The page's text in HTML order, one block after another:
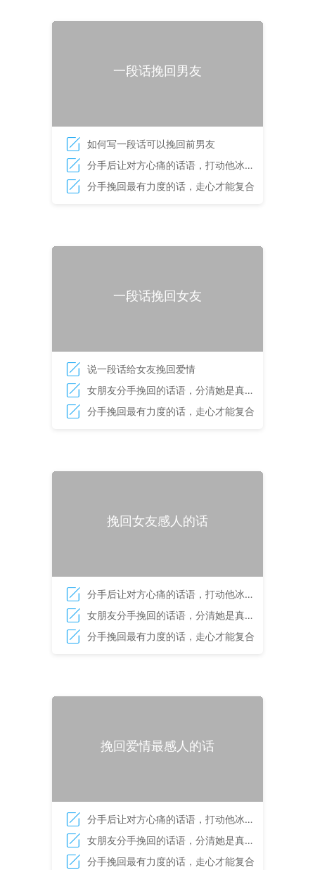
一段话挽回男友
如何写一段话可以挽回前男友
分手后让对方心痛的话语，打动他冰冷
分手挽回最有力度的话，走心才能复合
一段话挽回女友
说一段话给女友挽回爱情
女朋友分手挽回的话语，分清她是真分
分手挽回最有力度的话，走心才能复合
挽回女友感人的话
分手后让对方心痛的话语，打动他冰冷
女朋友分手挽回的话语，分清她是真分
分手挽回最有力度的话，走心才能复合
挽回爱情最感人的话
分手后让对方心痛的话语，打动他冰冷
女朋友分手挽回的话语，分清她是真分
分手挽回最有力度的话，走心才能复合